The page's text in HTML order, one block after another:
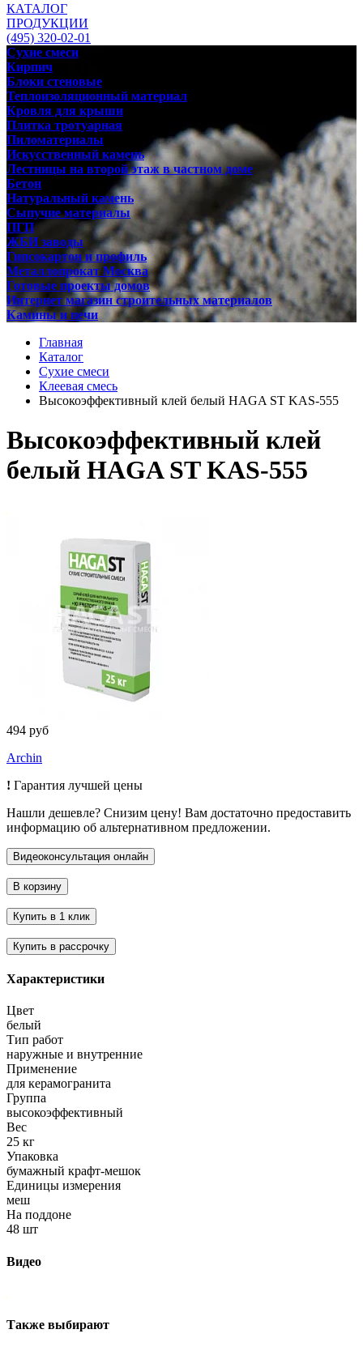
КАТАЛОГ
ПРОДУКЦИИ
(495) 320-02-01
Сухие смеси
Кирпич
Блоки стеновые
Теплоизоляционный материал
Кровля для крыши
Плитка тротуарная
Пиломатериалы
Искусственный камень
Лестницы на второй этаж в частном доме
Бетон
Натуральный камень
Сыпучие материалы
ПГП
ЖБИ заводы
Гипсокартон и профиль
Металлопрокат Москва
Готовые проекты домов
Интернет магазин строительных материалов
Камины и печи
Главная
Каталог
Сухие смеси
Клеевая смесь
Высокоэффективный клей белый HAGA ST KAS-555
Высокоэффективный клей
белый HAGA ST KAS-555
494 руб
Archin
! Гарантия лучшей цены
Нашли дешевле? Снизим цену! Вам достаточно предоставить
информацию об альтернативном предложении.
Характеристики
Цвет
белый
Тип работ
наружные и внутренние
Применение
для керамогранита
Группа
высокоэффективный
Вес
25 кг
Упаковка
бумажный крафт-мешок
Единицы измерения
меш
На поддоне
48 шт
Видео
Также выбирают